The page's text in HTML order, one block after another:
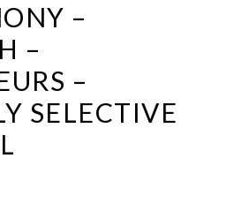
–
–
–
SELECTIVE